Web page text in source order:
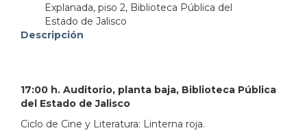
Explanada, piso 2, Biblioteca Pública del
Estado de Jalisco
Descripción
17:00 h. Auditorio, planta baja, Biblioteca Pública
del Estado de Jalisco
Ciclo de Cine y Literatura: Linterna roja.